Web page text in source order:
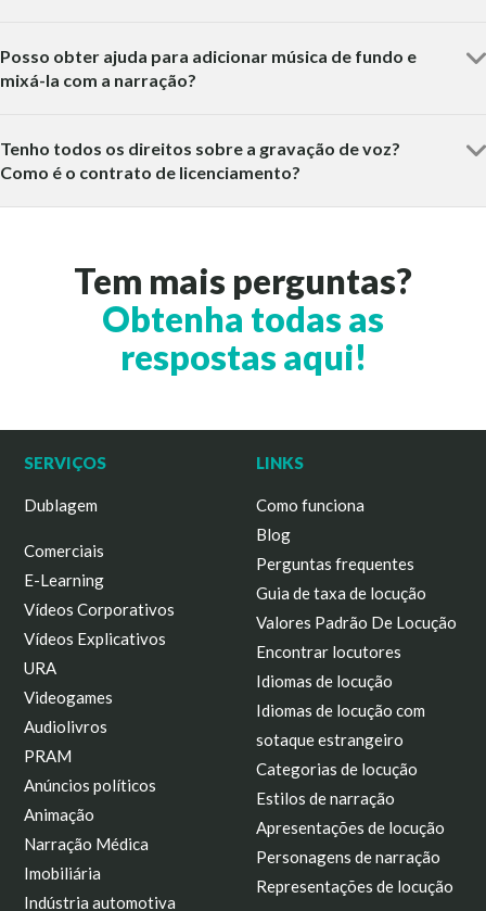
Posso obter ajuda para adicionar música de fundo e
mixá-la com a narração?
Tenho todos os direitos sobre a gravação de voz?
Como é o contrato de licenciamento?
Tem mais perguntas?
Obtenha todas as
respostas aqui!
SERVIÇOS
Dublagem
Comerciais
E-Learning
Vídeos Corporativos
Vídeos Explicativos
URA
Videogames
Audiolivros
PRAM
Anúncios políticos
Animação
Narração Médica
Imobiliária
Indústria automotiva
LINKS
Como funciona
Blog
Perguntas frequentes
Guia de taxa de locução
Valores Padrão De Locução
Encontrar locutores
Idiomas de locução
Idiomas de locução com
sotaque estrangeiro
Categorias de locução
Estilos de narração
Apresentações de locução
Personagens de narração
Representações de locução